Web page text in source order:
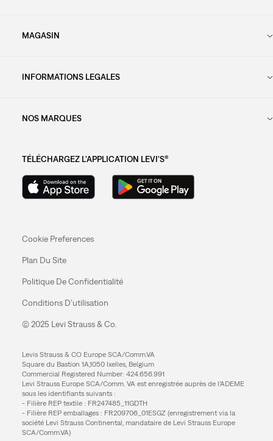
MAGASIN
INFORMATIONS LEGALES
NOS MARQUES
TÉLÉCHARGEZ L'APPLICATION LEVI'S®
Cookie Preferences
Plan Du Site
Politique De Confidentialité
Conditions D’utilisation
© 2025 Levi Strauss & Co.
Levis Strauss & CO Europe SCA/Comm.VA
Square du Bastion 1A,1050 Ixelles, Belgium
Commercial Registered Number: 424.656.991
Levi Strauss Europe SCA/Comm. VA est enregistrée auprès de l’ADEME
sous les identifiants suivants :
- Filière REP textile : FR247485_11GDTH
- Filière REP emballages : FR209706_01ESGZ (enregistrement via la
société Levi Strauss Continental, mandataire de Levi Strauss Europe
SCA/Comm.VA)